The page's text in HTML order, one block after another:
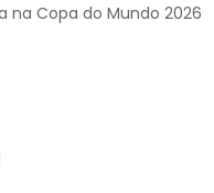
na Copa do Mundo 2026